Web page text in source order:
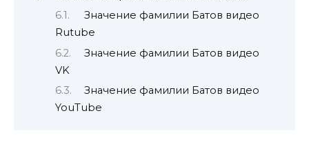
Значение фамилии Батов видео
Rutube
Значение фамилии Батов видео
VK
Значение фамилии Батов видео
YouTube